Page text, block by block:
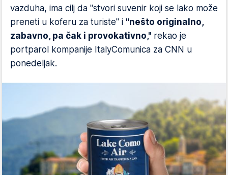
vazduha, ima cilj da "stvori suvenir koji se lako može
preneti u koferu za turiste" i "nešto originalno,
zabavno, pa čak i provokativno," rekao je
portparol kompanije ItalyComunica za CNN u
ponedeljak.